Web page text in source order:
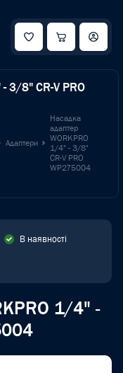
3/8" CR-V PRO
Адаптери
Насадка
адаптер
WORKPRO
1/4" - 3/8"
CR-V PRO
WP275004
В наявності
1/4" -